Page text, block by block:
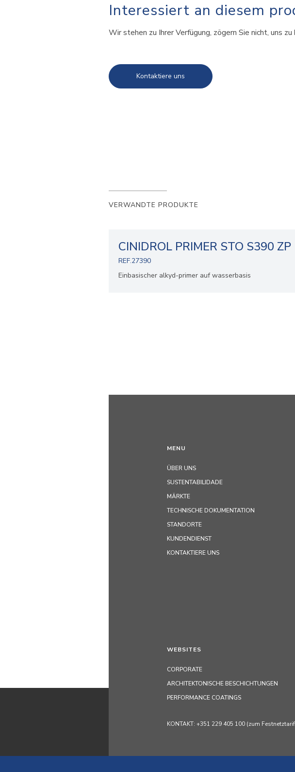
Interessiert an diesem
Wir stehen zu Ihrer Verfügung, zögern Sie nicht, uns
Kontaktiere uns
VERWANDTE PRODUKTE
CINIDROL PRIMER STO S390 ZP
REF.27390
Einbasischer alkyd-primer auf wasserbasis
MENU
ÜBER UNS
SUSTENTABILIDADE
MÄRKTE
TECHNISCHE DOKUMENTATION
STANDORTE
KUNDENDIENST
KONTAKTIERE UNS
WEBSITES
CORPORATE
ARCHITEKTONISCHE BESCHICHTUNGEN
PERFORMANCE COATINGS
KONTAKT: +351 229 405 100 (zum